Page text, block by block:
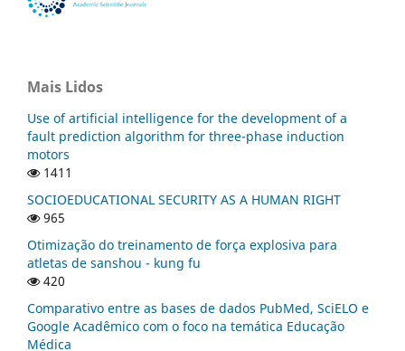
Mais Lidos
Use of artificial intelligence for the development of a
fault prediction algorithm for three-phase induction
motors
1411
SOCIOEDUCATIONAL SECURITY AS A HUMAN RIGHT
965
Otimização do treinamento de força explosiva para
atletas de sanshou - kung fu
420
Comparativo entre as bases de dados PubMed, SciELO e
Google Acadêmico com o foco na temática Educação
Médica